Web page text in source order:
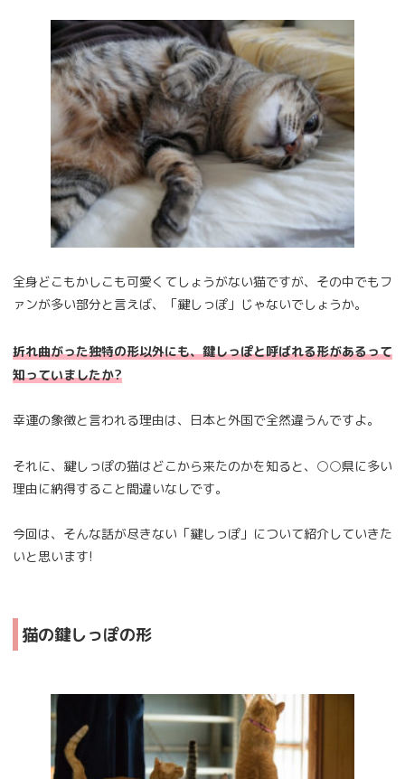
全身どこもかしこも可愛くてしょうがない猫ですが、その中でもフ
ァンが多い部分と言えば、「鍵しっぽ」じゃないでしょうか。
折れ曲がった独特の形以外にも、鍵しっぽと呼ばれる形があるって
知っていましたか?
幸運の象徴と言われる理由は、日本と外国で全然違うんですよ。
それに、鍵しっぽの猫はどこから来たのかを知ると、○○県に多い
理由に納得すること間違いなしです。
今回は、そんな話が尽きない「鍵しっぽ」について紹介していきた
いと思います!
猫の鍵しっぽの形